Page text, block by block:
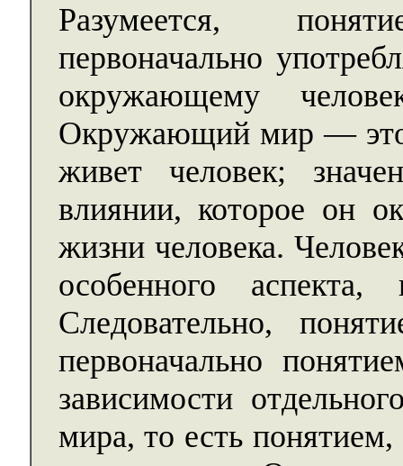
Разумеется,
первоначально
окружающему
Окружающий мир — это
живет человек;
влиянии, которое он
жизни человека.
особенного
Следовательно,
первоначально
зависимости
мира, то есть